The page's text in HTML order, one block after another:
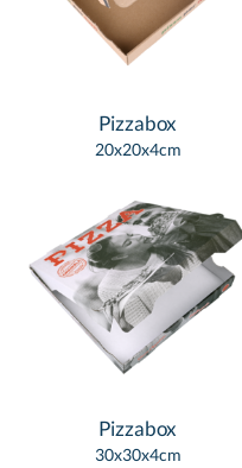
Pizzabox
20x20x4cm
Pizzabox
30x30x4cm